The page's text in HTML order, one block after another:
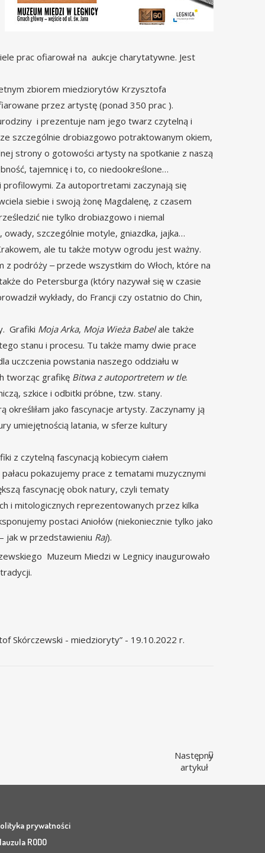
prac ofiarował na aukcje charytatywne. Jest
zbiorem miedziorytów Krzysztofa
przez artystę (ponad 350 prac ).
i prezentuje nam jego twarz czytelną i
szczególnie drobiazgowo potraktowanym okiem,
strony o gotowości artysty na spotkanie z naszą
tajemnicę i to, co niedookreślone…
Za autoportretami zaczynają się
siebie i swoją żonę Magdalenę, z czasem
nie tylko drobiazgowo i niemal
szczególnie motyle, gniazdka, jajka…
ale tu także motyw ogrodu jest ważny.
z podróży ‒ przede wszystkim do Włoch, które na
do Petersburga (który nazywał się w czasie
wykłady, do Francji czy ostatnio do Chin,
Grafiki Moja Arka, Moja Wieża Babelale także
stanu i procesu. Tu także mamy dwie prace
uczczenia powstania naszego oddziału w
tworząc grafikę Bitwa z autoportretem w tle.
szkice i odbitki próbne, tzw. stany.
określiłam jako fascynacje artysty. Zaczynamy ją
umiejętnością latania, w sferze kultury
z czytelną fascynacją kobiecym ciałem
pokazujemy prace z tematami muzycznymi
fascynację obok natury, czyli tematy
i mitologicznych reprezentowanych przez kilka
postaci Aniołów (niekoniecznie tylko jako
jak w przedstawieniu Raj).
Muzeum Miedzi w Legnicy inaugurowało
Skórczewski - miedzioryty” - 19.10.2022 r.
Następny
artykuł
prywatności
RODO